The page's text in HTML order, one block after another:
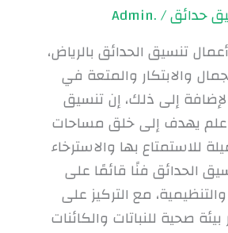
حدائق/
.Admin
تنسيق الحدائق بالرياض،
والابتكار والمتعة في
إلى ذلك، إن تنسيق
يهدف إلى خلق مساحات
للاستمتاع بها والاسترخاء
الحدائق فنًا قائمًا على
مع التركيز على
صحية للنباتات والكائنات